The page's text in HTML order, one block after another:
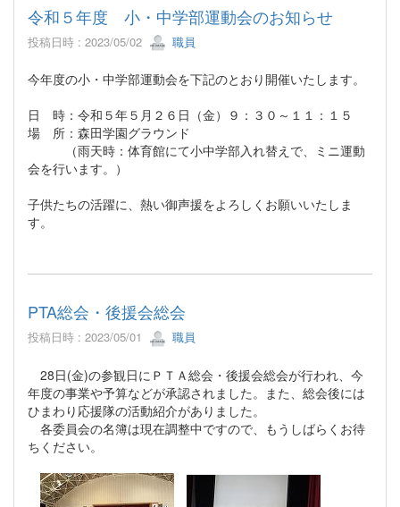
令和５年度 小・中学部運動会のお知らせ
投稿日時 : 2023/05/02 職員
今年度の小・中学部運動会を下記のとおり開催いたします。
日 時：令和５年５月２６日（金）９：３０～１１：１５
場 所：森田学園グラウンド
（雨天時：体育館にて小中学部入れ替えで、ミニ運動
会を行います。）
子供たちの活躍に、熱い御声援をよろしくお願いいたしま
す。
PTA総会・後援会総会
投稿日時 : 2023/05/01 職員
28日(金)の参観日にＰＴＡ総会・後援会総会が行われ、今
年度の事業や予算などが承認されました。また、総会後には
ひまわり応援隊の活動紹介がありました。
各委員会の名簿は現在調整中ですので、もうしばらくお待
ちください。